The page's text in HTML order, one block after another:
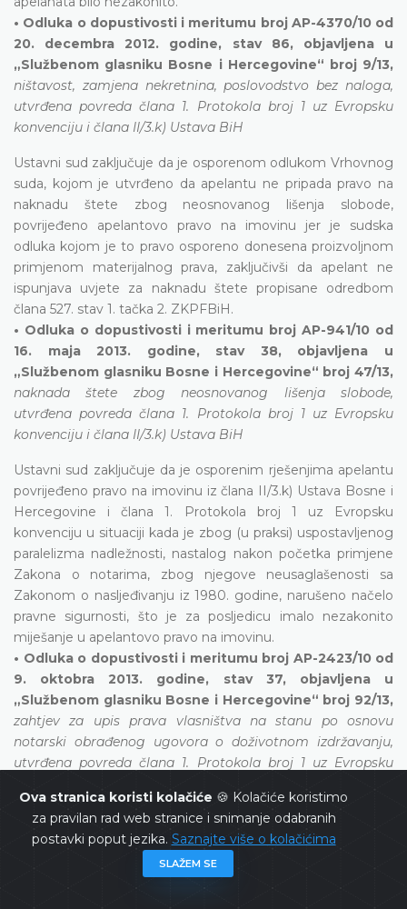
Ova stranica koristi kolačiće 🍪 Kolačiće koristimo
za pravilan rad web stranice i snimanje odabranih
postavki poput jezika. Saznajte više o kolačićima
SLAŽEM SE
• Odluka o dopustivosti i meritumu broj AP-4370/10 od
20. decembra 2012. godine, stav 86, objavljena u
„Službenom glasniku Bosne i Hercegovine“ broj 9/13,
ništavost, zamjena nekretnina, poslovodstvo bez naloga,
utvrđena povreda člana 1. Protokola broj 1 uz Evropsku
konvenciju i člana II/3.k) Ustava BiH
Ustavni sud zaključuje da je osporenom odlukom Vrhovnog
suda, kojom je utvrđeno da apelantu ne pripada pravo na
naknadu štete zbog neosnovanog lišenja slobode,
povrijeđeno apelantovo pravo na imovinu jer je sudska
odluka kojom je to pravo osporeno donesena proizvoljnom
primjenom materijalnog prava, zaključivši da apelant ne
ispunjava uvjete za naknadu štete propisane odredbom
člana 527. stav 1. tačka 2. ZKPFBiH.
• Odluka o dopustivosti i meritumu broj AP-941/10 od
16. maja 2013. godine, stav 38, objavljena u
„Službenom glasniku Bosne i Hercegovine“ broj 47/13,
naknada štete zbog neosnovanog lišenja slobode,
utvrđena povreda člana 1. Protokola broj 1 uz Evropsku
konvenciju i člana II/3.k) Ustava BiH
Ustavni sud zaključuje da je osporenim rješenjima apelantu
povrijeđeno pravo na imovinu iz člana II/3.k) Ustava Bosne i
Hercegovine i člana 1. Protokola broj 1 uz Evropsku
konvenciju u situaciji kada je zbog (u praksi) uspostavljenog
paralelizma nadležnosti, nastalog nakon početka primjene
Zakona o notarima, zbog njegove neusaglašenosti sa
Zakonom o nasljeđivanju iz 1980. godine, narušeno načelo
pravne sigurnosti, što je za posljedicu imalo nezakonito
miješanje u apelantovo pravo na imovinu.
• Odluka o dopustivosti i meritumu broj AP-2423/10 od
9. oktobra 2013. godine, stav 37, objavljena u
„Službenom glasniku Bosne i Hercegovine“ broj 92/13,
zahtjev za upis prava vlasništva na stanu po osnovu
notarski obrađenog ugovora o doživotnom izdržavanju,
utvrđena povreda člana 1. Protokola broj 1 uz Evropsku
Ustavni sud zaključuje da postoji kršenje prava na imovinu iz
člana II/3.k) Ustava Bosne i Hercegovine i člana 1. Protokola
broj 1 uz Evropsku konvenciju kada miješanje u imovinu ne
ispunjava zahtjev „zakonitosti“ u smislu Evropske